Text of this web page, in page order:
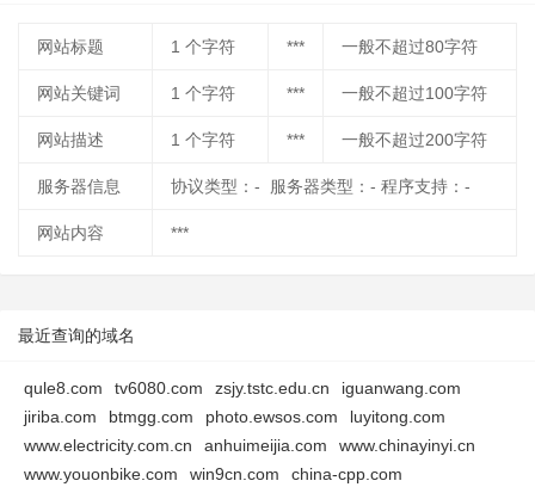
网站标题 1 个字符 *** 一般不超过80字符
网站关键词 1 个字符 *** 一般不超过100字符
网站描述 1 个字符 *** 一般不超过200字符
服务器信息 协议类型：- 服务器类型：- 程序支持：-
网站内容 ***
最近查询的域名
qule8.com tv6080.com zsjy.tstc.edu.cn
iguanwang.com
jiriba.com
btmgg.com photo.ewsos.com
luyitong.com
www.electricity.com.cn
anhuimeijia.com
www.chinayinyi.cn
www.youonbike.com
win9cn.com
china-cpp.com